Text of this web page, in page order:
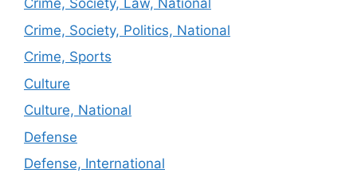
Crime, Society, Law, National
Crime, Society, Politics, National
Crime, Sports
Culture
Culture, National
Defense
Defense, International